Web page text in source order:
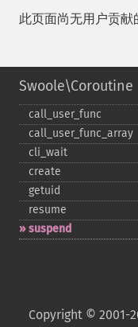
此页面尚无用户贡献
Swoole\Coroutine
call_​user_​func
call_​user_​func_​array
cli_​wait
create
getuid
resume
suspend
Copyright © 2001-